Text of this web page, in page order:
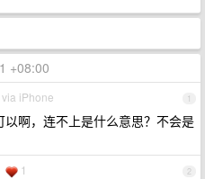
+08:00
1
iPhone
啊，连不上是什么意思？不会是
2
1